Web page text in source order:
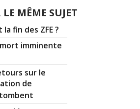
LE MÊME SUJET
fin des ZFE ?
imminente
sur le
de